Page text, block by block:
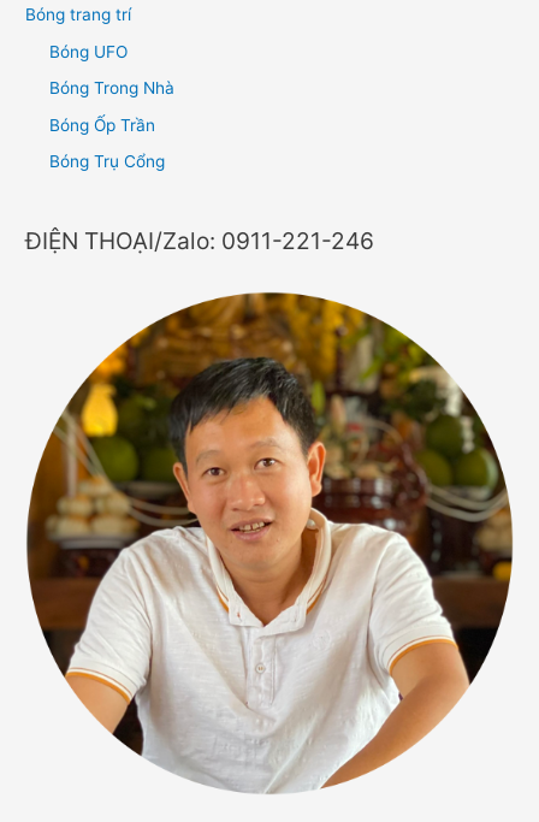
Bóng trang trí
Bóng UFO
Bóng Trong Nhà
Bóng Ốp Trần
Bóng Trụ Cổng
ĐIỆN THOẠI/Zalo: 0911-221-246